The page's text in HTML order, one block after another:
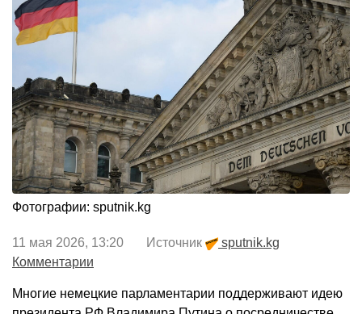
Фотографии: sputnik.kg
11 мая 2026, 13:20 Источник
sputnik.kg
Комментарии
Многие немецкие парламентарии поддерживают идею